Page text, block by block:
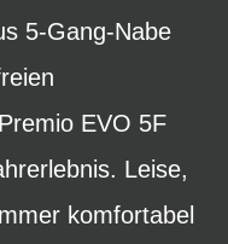
5-Gang-Nabe
EVO 5F
Leise,
komfortabel